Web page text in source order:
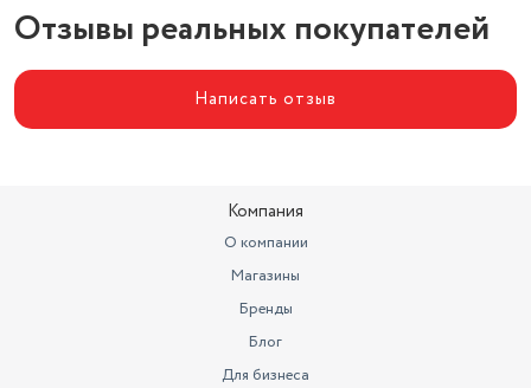
Отзывы реальных покупателей
Написать отзыв
Компания
О компании
Магазины
Бренды
Блог
Для бизнеса